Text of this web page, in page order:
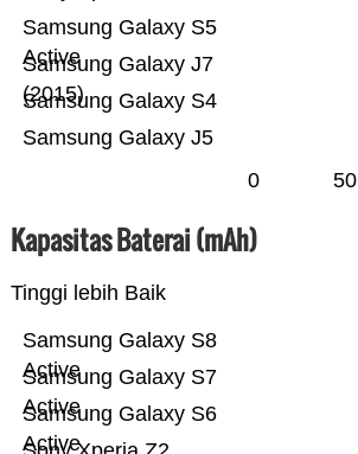
Samsung Galaxy J5
Samsung Galaxy S4
Samsung Galaxy J7
(2015)
Samsung Galaxy S5
Active
0 50
Kapasitas Baterai (mAh)
Tinggi lebih Baik
Samsung Galaxy S6
Active
Samsung Galaxy S7
Active
Samsung Galaxy S8
Active